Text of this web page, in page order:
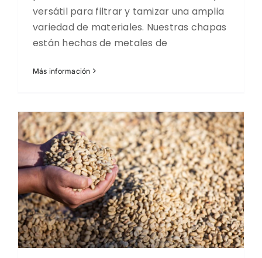
versátil para filtrar y tamizar una amplia
variedad de materiales. Nuestras chapas
están hechas de metales de
Más información